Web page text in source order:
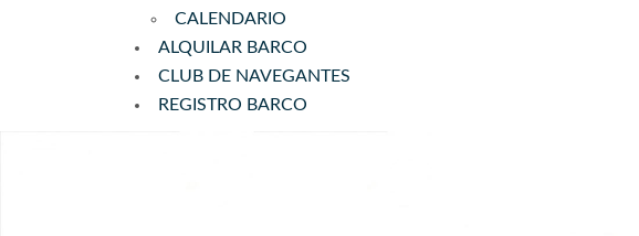
CALENDARIO
ALQUILAR BARCO
CLUB DE NAVEGANTES
REGISTRO BARCO